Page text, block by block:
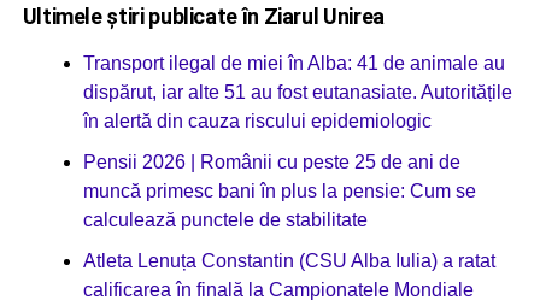
Ultimele știri publicate în Ziarul Unirea
Transport ilegal de miei în Alba: 41 de animale au
dispărut, iar alte 51 au fost eutanasiate. Autoritățile
în alertă din cauza riscului epidemiologic
Pensii 2026 | Românii cu peste 25 de ani de
muncă primesc bani în plus la pensie: Cum se
calculează punctele de stabilitate
Atleta Lenuța Constantin (CSU Alba Iulia) a ratat
calificarea în finală la Campionatele Mondiale